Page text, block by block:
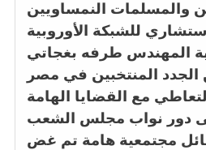
والمسلمات النمساويين
للشبكة الأوروبية
المهندس طرفه بغجاتي
الجدد المنتخبين في مصر
مع القضايا الهامة
دور نواب مجلس الشعب
مجتمعية هامة تم غض